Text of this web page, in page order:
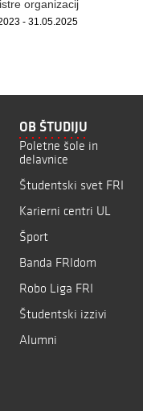
organizacij
- 31.05.2025
OB ŠTUDIJU
Poletne šole in
delavnice
Študentski svet FRI
Karierni centri UL
Šport
Banda FRIdom
Robo Liga FRI
Študentski izzivi
Alumni